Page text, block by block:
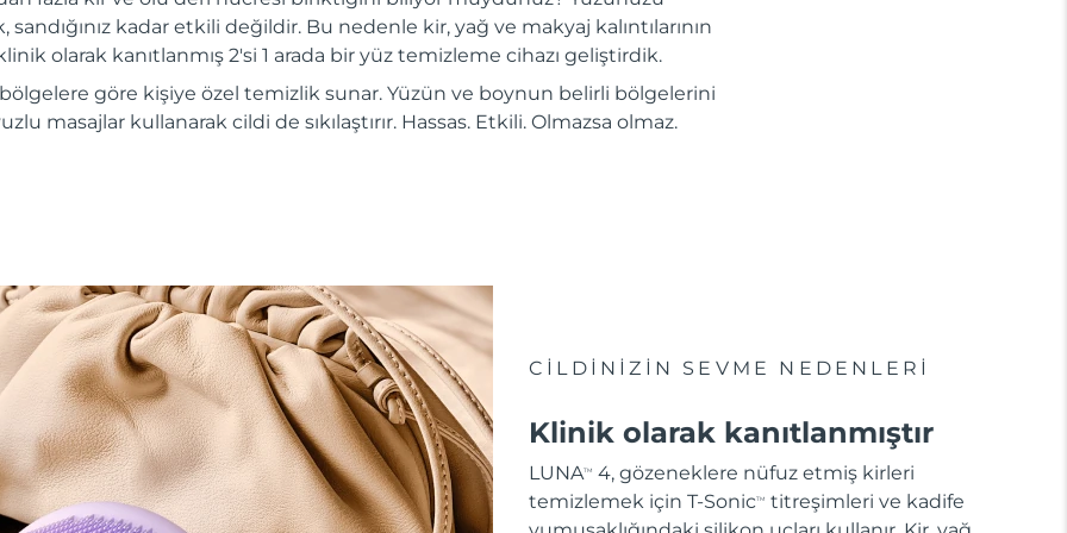
kadar etkili değildir. Bu nedenle kir, yağ ve makyaj kalıntılarının
olarak kanıtlanmış 2'si 1 arada bir yüz temizleme cihazı geliştirdik.
göre kişiye özel temizlik sunar. Yüzün ve boynun belirli bölgelerini
masajlar kullanarak cildi de sıkılaştırır. Hassas. Etkili. Olmazsa olmaz.
CİLDİNİZİN SEVME NEDENLERİ
Klinik olarak kanıtlanmıştır
LUNATM
4, gözeneklere nüfuz etmiş kirleri
temizlemek için T-SonicTM
titreşimleri ve kadife